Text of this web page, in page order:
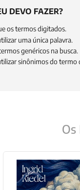
DEVO FAZER?
os termos digitados.
uma única palavra.
genéricos na busca.
sinônimos do termo
8º anselm grun
9º psicologia